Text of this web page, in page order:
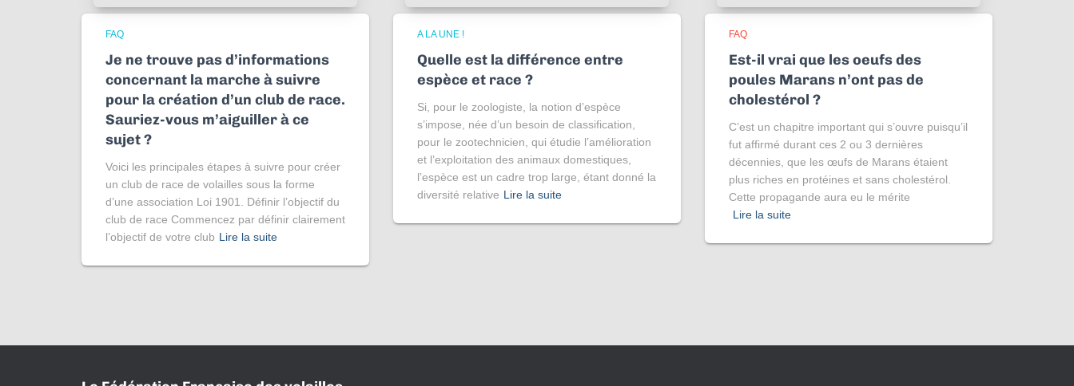
FAQ
Je ne trouve pas d’informations
concernant la marche à suivre
pour la création d’un club de race.
Sauriez-vous m’aiguiller à ce
sujet ?
Voici les principales étapes à suivre pour créer
un club de race de volailles sous la forme
d’une association Loi 1901. Définir l’objectif du
club de race Commencez par définir clairement
l’objectif de votre club Lire la suite
A LA UNE !
Quelle est la différence entre
espèce et race ?
Si, pour le zoologiste, la notion d’espèce
s’impose, née d’un besoin de classification,
pour le zootechnicien, qui étudie l’amélioration
et l’exploitation des animaux domestiques,
l’espèce est un cadre trop large, étant donné la
diversité relative Lire la suite
FAQ
Est-il vrai que les oeufs des
poules Marans n’ont pas de
cholestérol ?
C’est un chapitre important qui s’ouvre puisqu’il
fut affirmé durant ces 2 ou 3 dernières
décennies, que les œufs de Marans étaient
plus riches en protéines et sans cholestérol.
Cette propagande aura eu le mérite
Lire la suite